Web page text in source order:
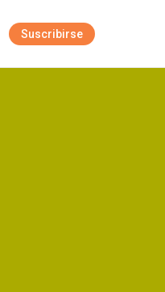
Suscribirse